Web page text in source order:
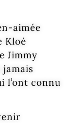
aimée
Kloé
Jimmy
l’ont connu